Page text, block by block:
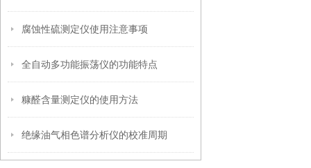
腐蚀性硫测定仪使用注意事项
全自动多功能振荡仪的功能特点
糠醛含量测定仪的使用方法
绝缘油气相色谱分析仪的校准周期